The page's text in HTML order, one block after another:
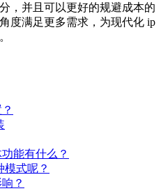
，并且可以更好的规避成本的
度满足更多需求，为现代化 ip
能有什么？
模式呢？
？